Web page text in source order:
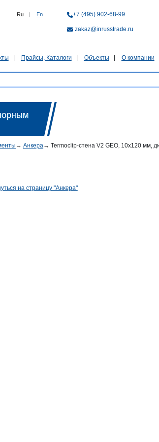
Ru | En +7 (495) 902-68-99
zakaz@inrusstrade.ru
Прайсы, Каталоги Объекты О компании
→ Анкера→ Termoclip-стена V2 GEO, 10х120 мм,
на страницу "Анкера"